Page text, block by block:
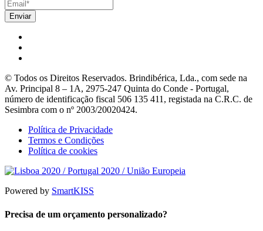
© Todos os Direitos Reservados. Brindibérica, Lda., com sede na
Av. Principal 8 – 1A, 2975-247 Quinta do Conde - Portugal,
número de identificação fiscal 506 135 411, registada na C.R.C. de
Sesimbra com o nº 2003/20020424.
Política de Privacidade
Termos e Condições
Política de cookies
Powered by SmartKISS
Precisa de um orçamento personalizado?